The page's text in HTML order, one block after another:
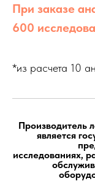
При заказе
600
*из расчета 10
Производитель
является
исследованиях,